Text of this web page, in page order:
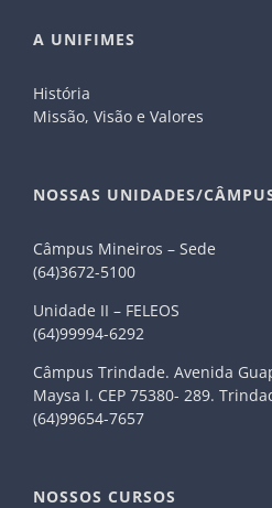
A UNIFIMES
História
Missão, Visão e Valores
NOSSAS UNIDADES/
Câmpus Mineiros – Sede
(64)3672-5100
Unidade II – FELEOS
(64)99994-6292
Câmpus Trindade. Avenida
Maysa I. CEP 75380- 289.
(64)99654-7657
NOSSOS CURSOS